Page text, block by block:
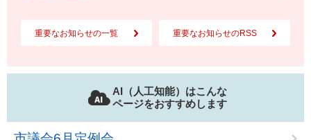
重要なお知らせの一覧 重要なお知らせのRSS
AI（人工知能）はこんな
ページをおすすめします